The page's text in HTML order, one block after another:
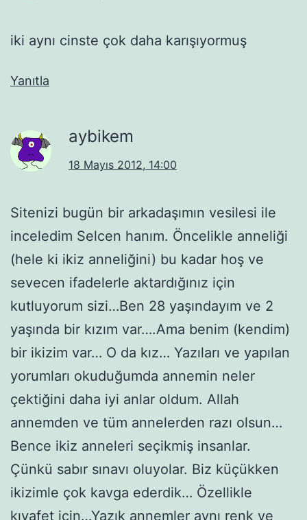
iki aynı cinste çok daha karışıyormuş
Yanıtla
aybikem
18 Mayıs 2012, 14:00
Sitenizi bugün bir arkadaşımın vesilesi ile
inceledim Selcen hanım. Öncelikle anneliği
(hele ki ikiz anneliğini) bu kadar hoş ve
sevecen ifadelerle aktardığınız için
kutluyorum sizi…Ben 28 yaşındayım ve 2
yaşında bir kızım var….Ama benim (kendim)
bir ikizim var… O da kız… Yazıları ve yapılan
yorumları okuduğumda annemin neler
çektiğini daha iyi anlar oldum. Allah
annemden ve tüm annelerden razı olsun…
Bence ikiz anneleri seçikmiş insanlar.
Çünkü sabır sınavı oluyolar. Biz küçükken
ikizimle çok kavga ederdik… Özellikle
kıyafet için…Yazık annemler aynı renk ve